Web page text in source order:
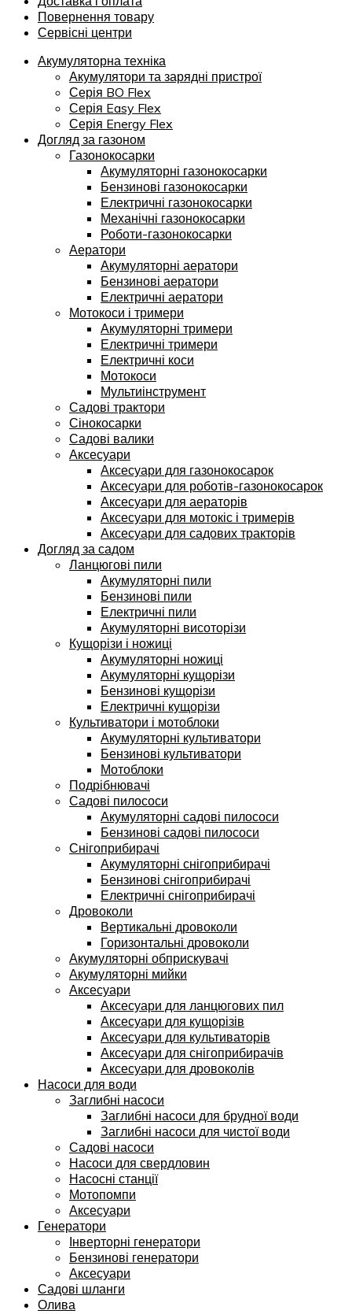
Повернення товару
Сервісні центри
Акумуляторна техніка
Акумулятори та зарядні пристрої
Серія BO Flex
Серія Easy Flex
Серія Energy Flex
Догляд за газоном
Газонокосарки
Акумуляторні газонокосарки
Бензинові газонокосарки
Електричні газонокосарки
Механічні газонокосарки
Роботи-газонокосарки
Аератори
Акумуляторні аератори
Бензинові аератори
Електричні аератори
Мотокоси і тримери
Акумуляторні тримери
Електричні тримери
Електричні коси
Мотокоси
Мультиінструмент
Садові трактори
Сінокосарки
Садові валики
Аксесуари
Аксесуари для газонокосарок
Аксесуари для роботів-газонокосарок
Аксесуари для аераторів
Аксесуари для мотокіс і тримерів
Аксесуари для садових тракторів
Догляд за садом
Ланцюгові пили
Акумуляторні пили
Бензинові пили
Електричні пили
Акумуляторні висоторізи
Кущорізи і ножиці
Акумуляторні ножиці
Акумуляторні кущорізи
Бензинові кущорізи
Електричні кущорізи
Культиватори і мотоблоки
Акумуляторні культиватори
Бензинові культиватори
Мотоблоки
Подрібнювачі
Садові пилососи
Акумуляторні садові пилососи
Бензинові садові пилососи
Снігоприбирачі
Акумуляторні снігоприбирачі
Бензинові снігоприбирачі
Електричні снігоприбирачі
Дровоколи
Вертикальні дровоколи
Горизонтальні дровоколи
Акумуляторні обприскувачі
Акумуляторні мийки
Аксесуари
Аксесуари для ланцюгових пил
Аксесуари для кущорізів
Аксесуари для культиваторів
Аксесуари для снігоприбирачів
Аксесуари для дровоколів
Насоси для води
Заглибні насоси
Заглибні насоси для брудної води
Заглибні насоси для чистої води
Садові насоси
Насоси для свердловин
Насосні станції
Мотопомпи
Аксесуари
Генератори
Інверторні генератори
Бензинові генератори
Аксесуари
Садові шланги
Олива